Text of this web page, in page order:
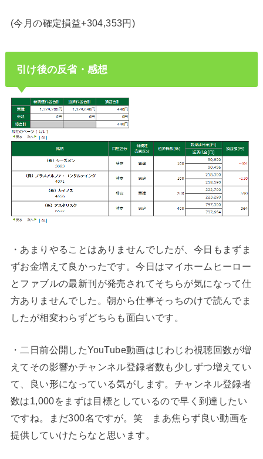
(今月の確定損益+304,353円)
引け後の反省・感想
・あまりやることはありませんでしたが、今日もまずま
ずお金増えて良かったです。今日はマイホームヒーロー
とファブルの最新刊が発売されてそちらが気になって仕
方ありませんでした。朝から仕事そっちのけで読んでま
したが相変わらずどちらも面白いです。
・二日前公開したYouTube動画はじわじわ視聴回数が増
えてその影響かチャンネル登録者数も少しずつ増えてい
て、良い形になっている気がします。チャンネル登録者
数は1,000をまずは目標としているので早く到達したい
ですね。まだ300名ですが。笑 まあ焦らず良い動画を
提供していけたらなと思います。